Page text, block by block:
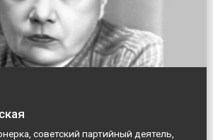
советский партийный деятель,